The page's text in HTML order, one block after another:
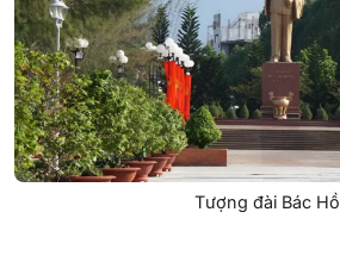
Tượng đài Bác Hồ